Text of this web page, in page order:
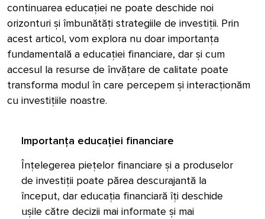
continuarea educației ne poate deschide noi
orizonturi și îmbunătăți strategiile de investiții. Prin
acest articol, vom explora nu doar importanța
fundamentală a educației financiare, dar și cum
accesul la resurse de învățare de calitate poate
transforma modul în care percepem și interacționăm
cu investițiile noastre.
Importanța educației financiare
Înțelegerea piețelor financiare și a produselor
de investiții poate părea descurajantă la
început, dar educația financiară îți deschide
ușile către decizii mai informate și mai